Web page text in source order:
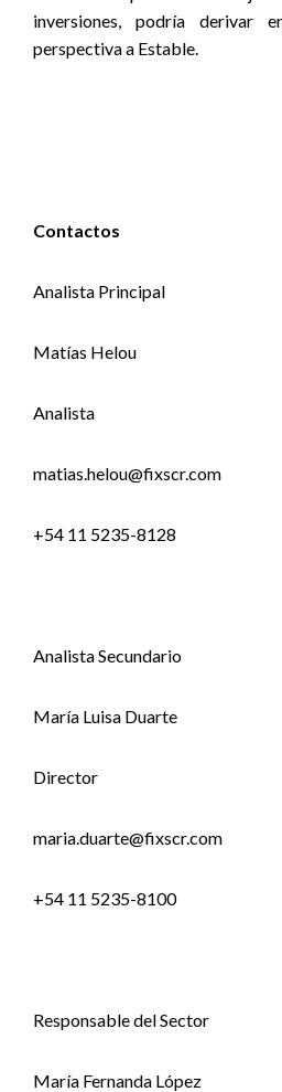
inversiones, podría derivar
perspectiva a Estable.
Contactos
Analista Principal
Matías Helou
Analista
matias.helou@fixscr.com
+54 11 5235-8128
Analista Secundario
María Luisa Duarte
Director
maria.duarte@fixscr.com
+54 11 5235-8100
Responsable del Sector
María Fernanda López